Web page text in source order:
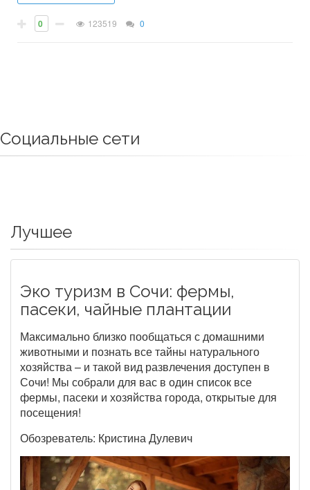
0 123519 0
Социальные сети
Лучшее
Эко туризм в Сочи: фермы,
пасеки, чайные плантации
Максимально близко пообщаться с домашними
животными и познать все тайны натурального
хозяйства – и такой вид развлечения доступен в
Сочи! Мы собрали для вас в один список все
фермы, пасеки и хозяйства города, открытые для
посещения!
Обозреватель: Кристина Дулевич